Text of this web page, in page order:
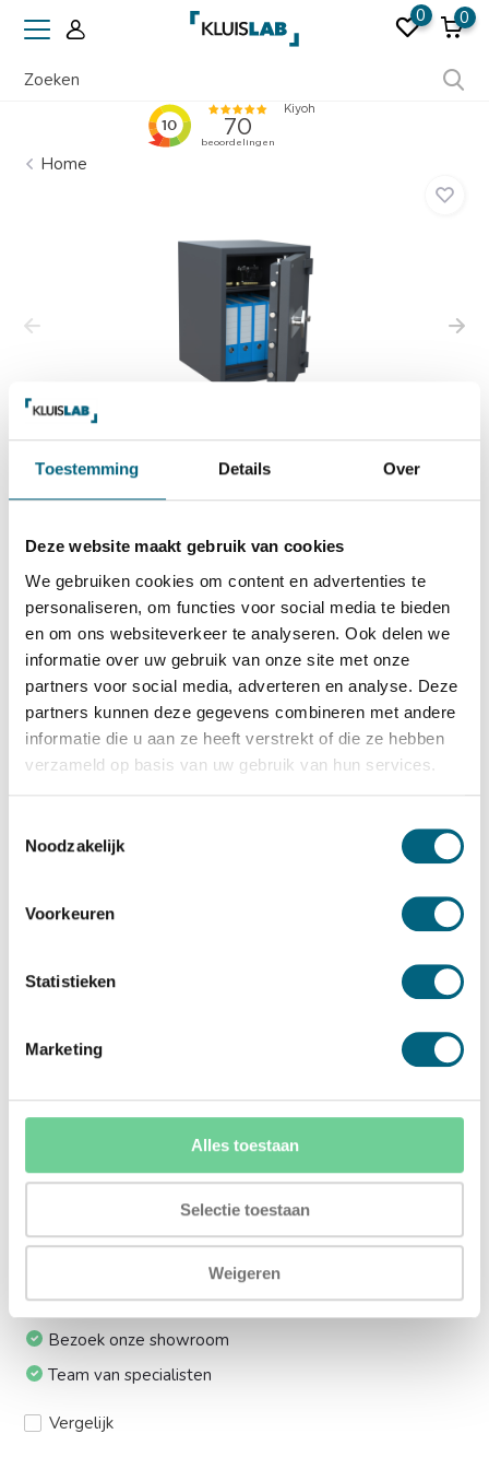
Toestemming Details Over
Deze website maakt gebruik van cookies
We gebruiken cookies om content en advertenties te
personaliseren, om functies voor social media te bieden
en om ons websiteverkeer te analyseren. Ook delen we
informatie over uw gebruik van onze site met onze
partners voor social media, adverteren en analyse. Deze
partners kunnen deze gegevens combineren met andere
informatie die u aan ze heeft verstrekt of die ze hebben
verzameld op basis van uw gebruik van hun services.
Noodzakelijk
Voorkeuren
Statistieken
Marketing
Alles toestaan
Selectie toestaan
Weigeren
0 0
Home
Salvus
Bekijk alles Inbraakwerende Kluis
2.079,-
Op voorraad: .
Bekijk de reviews
Kwalitatieve officieel ECB-S gecertificeerde brand en
inbraakwerende kluis in de klasse 2 / grade II / CEN 2
brandwering voor papier)....
Meerprijs installeren begane grond of op etage met
Ja (+€169,00)
Ik installeer de kluis graag zelf:
Ja, levering tot aan uw voordeur
24/7 bereikbaar
Bezoek onze showroom
Team van specialisten
Vergelijk